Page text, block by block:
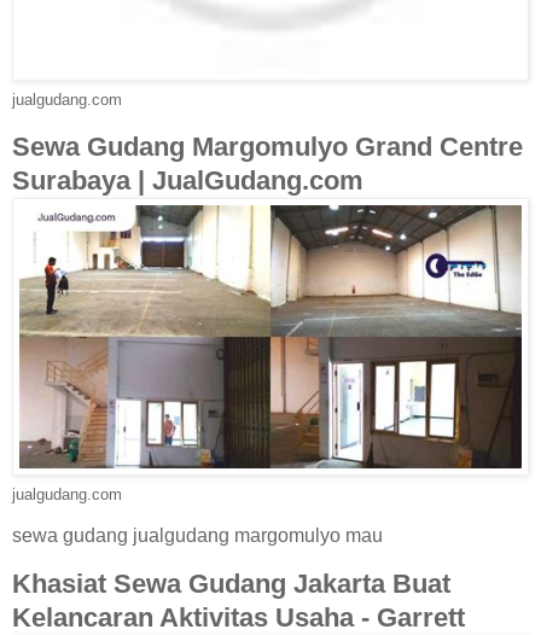
jualgudang.com
Sewa Gudang Margomulyo Grand Centre
Surabaya | JualGudang.com
jualgudang.com
sewa gudang jualgudang margomulyo mau
Khasiat Sewa Gudang Jakarta Buat
Kelancaran Aktivitas Usaha - Garrett